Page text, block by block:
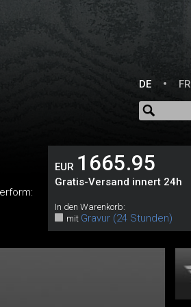
DE
FR
EUR 1665.95
Gratis-Versand innert 24h
In den Warenkorb:
mit Gravur (24 Stunden)